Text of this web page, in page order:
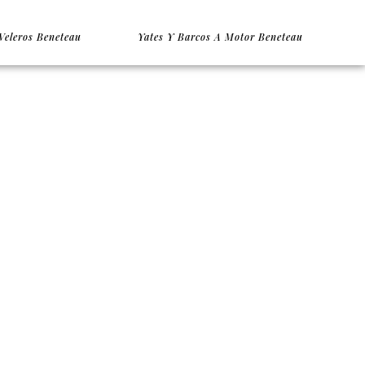
Beneteau Yates Y Barcos A Motor Beneteau